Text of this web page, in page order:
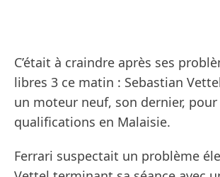
C’était à craindre après ses
libres 3 ce matin : Sebastian
un moteur neuf, son dernier, pour
qualifications en Malaisie.
Ferrari suspectait un problème